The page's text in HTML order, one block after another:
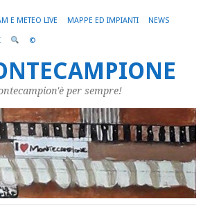
E METEO LIVE MAPPE ED IMPIANTI NEWS
©
per sempre!